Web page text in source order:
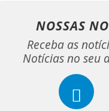
NOSSAS
Receba as
Notícias no seu